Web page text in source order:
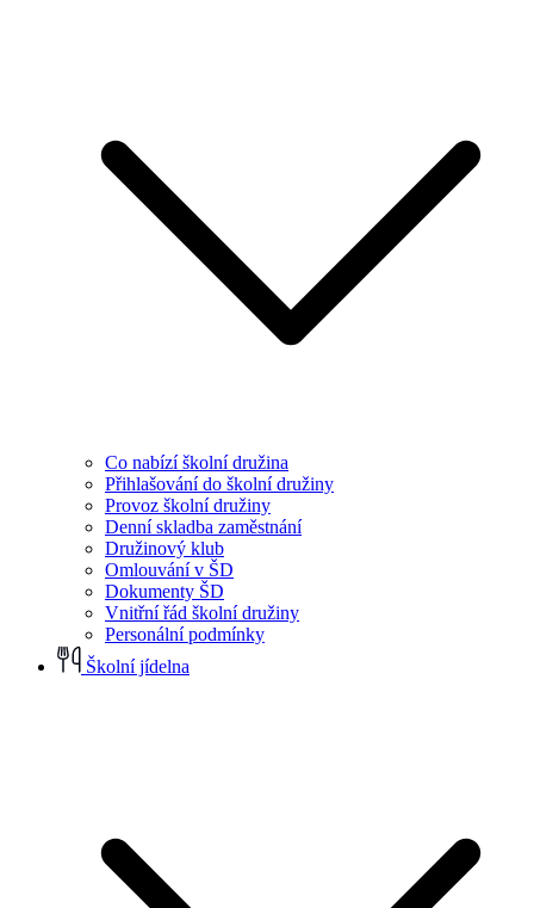
Co nabízí školní družina
Přihlašování do školní družiny
Provoz školní družiny
Denní skladba zaměstnání
Družinový klub
Omlouvání v ŠD
Dokumenty ŠD
Vnitřní řád školní družiny
Personální podmínky
Školní jídelna